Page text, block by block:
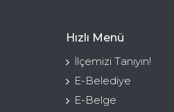
Hızlı Menü
İlçemizi Tanıyın!
E-Belediye
E-Belge